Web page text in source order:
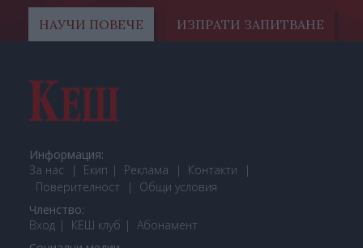
НАУЧИ ПОВЕЧЕ ИЗПРАТИ ЗАПИТВАНЕ
Информация:
За нас
Екип Реклама
Контакти
Поверителност
Общи условия
Членство:
Вход
КЕШ клуб Абонамент